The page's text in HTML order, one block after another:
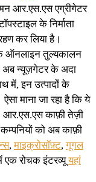
आर.एस.एस एग्रीगेटर
के निर्माता
कर लिया है।
ऑनलाइन तुल्यकालन
अब न्यूज़गेटर के अदा
में, इन उत्पादों के
माना जा रहा है कि ये
आर.एस.एस काफ़ी तेज़ी
को अब काफ़ी
,माइक्रोसॉफ़्ट,गूगल
एक रोचक इंटरव्यूयहां